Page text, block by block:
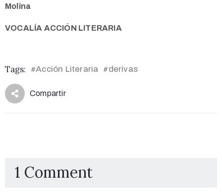
Molina
VOCALÍA ACCIÓN LITERARIA
Tags: #Acción Literaria #derivas
Compartir
1 Comment